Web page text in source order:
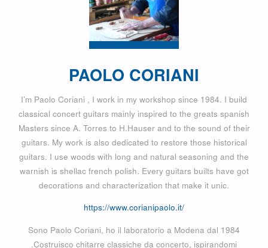
PAOLO CORIANI
I’m Paolo Coriani , I work in my workshop since 1984. I build
classical concert guitars mainly inspired to the greats spanish
Masters since A. Torres to H.Hauser and to the sound of their
guitars. My work is also dedicated to restore those historical
guitars. I use woods with long and natural seasoning and the
warnish is shellac french polish. Every guitars builts have got
decorations and characterization that make it unic.
https://www.corianipaolo.it/
Sono Paolo Coriani, ho il laboratorio a Modena dal 1984
.Costruisco chitarre classiche da concerto, ispirandomi